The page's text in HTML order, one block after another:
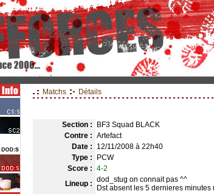
Matchs Détails
Section :
BF3 Squad BLACK
Contre : Artefact
Date :
12/11/2008 à 22h40
Type :
PCW
Score : 4-2
Lineup : dod_stug on connait pas ^^
Dst absent les 5 dernieres